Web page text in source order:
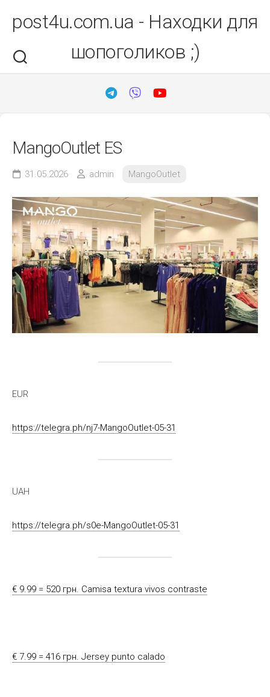
вмістуpost4u.com.ua - Находки для
шопоголиков ;)
MangoOutlet ES
31.05.2026 admin MangoOutlet
EUR
https://telegra.ph/nj7-MangoOutlet-05-31
UAH
https://telegra.ph/s0e-MangoOutlet-05-31
€ 9.99 = 520 грн. Camisa textura vivos contraste
€ 7.99 = 416 грн. Jersey punto calado